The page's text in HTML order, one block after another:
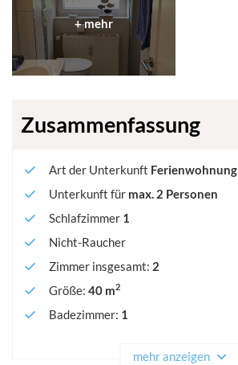
Zusammenfassung
Art der Unterkunft Ferienwohnung
Unterkunft für max. 2 Personen
Schlafzimmer 1
Nicht-Raucher
Zimmer insgesamt: 2
Größe: 40 m2
Badezimmer: 1
mehr anzeigen